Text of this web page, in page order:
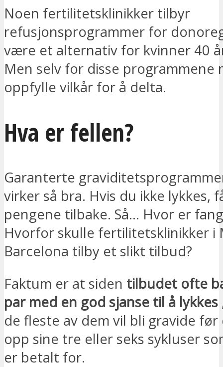
Noen fertilitetsklinikker tilbyr
refusjonsprogrammer for
være et alternativ for kvinner 40
Men selv for disse programmene
oppfylle vilkår for å delta.
Hva er fellen?
Garanterte
virker så bra. Hvis du ikke lykkes,
pengene tilbake. Så… Hvor er
Hvorfor skulle fertilitetsklinikker i
Barcelona tilby et slikt tilbud?
Faktum er at siden tilbudet ofte
par med en god sjanse til å lykkes
de fleste av dem vil bli gravide
opp sine tre eller seks sykluser
er betalt for.